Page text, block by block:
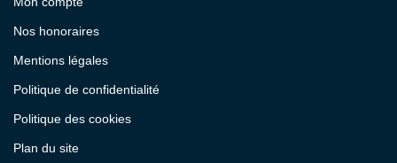
Nos honoraires
Mentions légales
Politique de confidentialité
Politique des cookies
Plan du site